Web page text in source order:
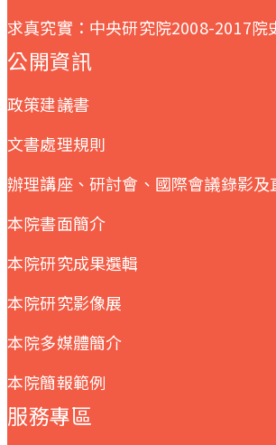
求真究實：中央研究院2008-2017院
公開資訊
政策建議書
文書處理規則
辦理講座、研討會、國際會議錄影及
本院書面簡介
本院研究成果選輯
本院研究影像展
本院多媒體簡介
本院簡報範例
服務專區